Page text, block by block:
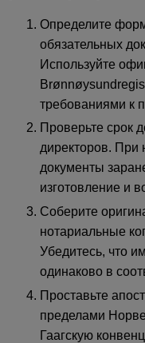
Определите
обязательных
Используйте
требованиями к
Проверьте срок
директоров. При
документы
изготовление и
Соберите
нотариальные
Убедитесь, что
одинаково в
Проставьте
пределами
Гаагскую